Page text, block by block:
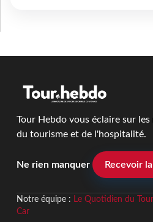
Tour Hebdo vous éclaire sur
du tourisme et de l'hospitalité.
Ne rien manquer Recevoir
Notre équipe : Le Quotidien du
Car